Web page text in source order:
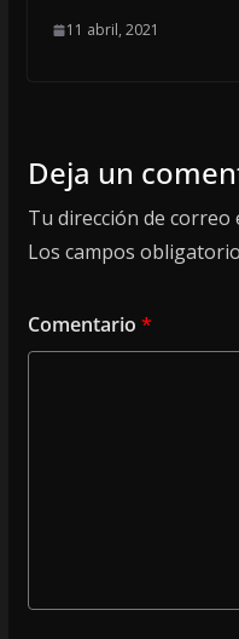
11 abril, 2021
Deja un
Tu dirección de correo
Los campos
Comentario *